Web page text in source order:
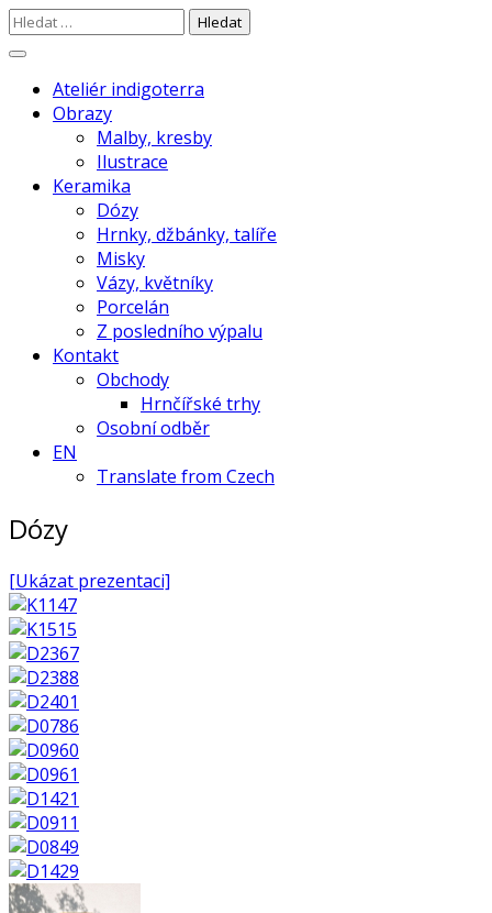
Skip
Vyhledávání
Ateliér indigoterra –
Radka Havlíčková
autorská keramika z Chaber |
točená na kruhu a pálená v el. peci,
glazovaná kamenina a porcelán,
malované engobou |
Ateliér indigoterra
Obrazy
Malby, kresby
Ilustrace
Keramika
Dózy
Hrnky, džbánky, talíře
Misky
Vázy, květníky
Porcelán
Z posledního výpalu
Kontakt
Obchody
Hrnčířské trhy
Osobní odběr
EN
Translate from Czech
Dózy
[Ukázat prezentaci]